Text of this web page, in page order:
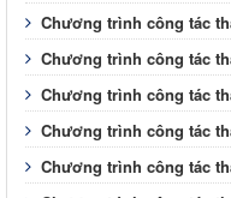
Chương trình công tác
Chương trình công tác
Chương trình công tác
Chương trình công tác
Chương trình công tác